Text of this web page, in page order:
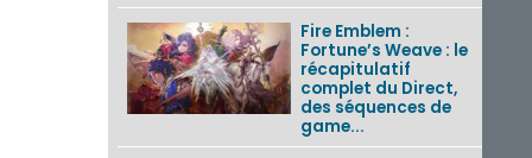
Fire Emblem :
Fortune’s Weave : le
récapitulatif
complet du Direct,
des séquences de
game...